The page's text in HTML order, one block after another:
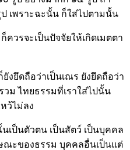
เพราะฉะนั้น ก็ใส่ไปตามนั้น
ควรจะเป็นปัจจัยให้เกิดเมตตา
ยังยึดถือว่าเป็นเณร ยังยึดถือว่า
วม ไทยธรรมที่เราใส่ไปนั้น
ว้ไม่ลง
เป็นตัวตน เป็นสัตว์ เป็นบุคคล
ณะของธรรม บุคคลอื่นเป็นแต่